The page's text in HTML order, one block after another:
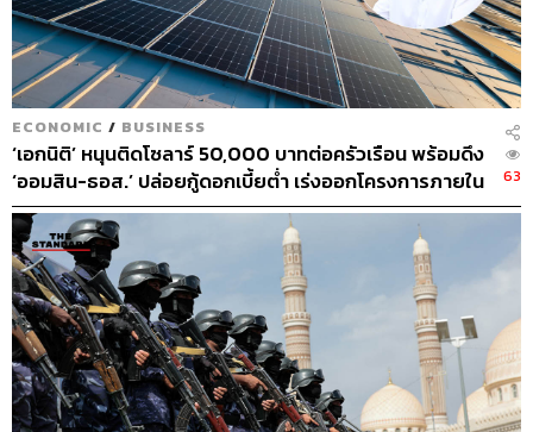
ECONOMIC / BUSINESS
‘เอกนิติ’ หนุนติดโซลาร์ 50,000 บาทต่อครัวเรือน พร้อมดึง
‘ออมสิน-ธอส.’ ปล่อยกู้ดอกเบี้ยต่ำ เร่งออกโครงการภายใน
1 เดือน
63